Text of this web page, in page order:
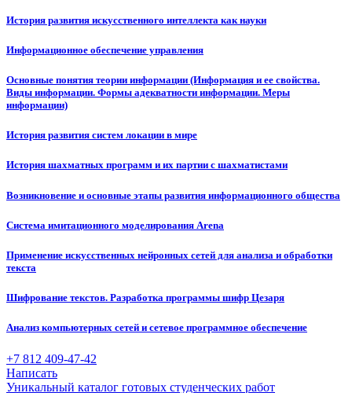
История развития искусственного интеллекта как науки
Информационное обеспечение управления
Основные понятия теории информации (Информация и ее свойства.
Виды информации. Формы адекватности информации. Меры
информации)
История развития систем локации в мире
История шахматных программ и их партии с шахматистами
Возникновение и основные этапы развития информационного общества
Система имитационного моделирования Arena
Применение искусственных нейронных сетей для анализа и обработки
текста
Шифрование текстов. Разработка программы шифр Цезаря
Анализ компьютерных сетей и сетевое программное обеспечение
+7 812 409-47-42
Написать
Уникальный каталог готовых студенческих работ